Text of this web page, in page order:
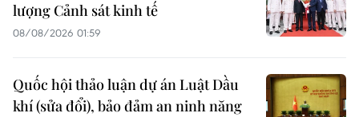
lượng Cảnh sát kinh tế
08/08/2026 01:59
Quốc hội thảo luận dự án Luật Dầu
khí (sửa đổi), bảo đảm an ninh năng